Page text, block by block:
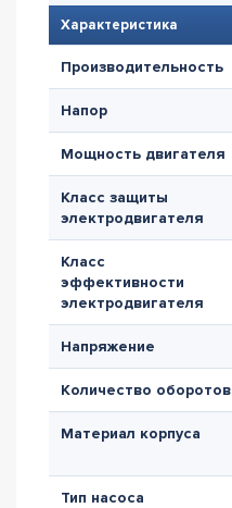
Характеристика
Производительность
Напор
Мощность двигателя
Класс защиты
электродвигателя
Класс
эффективности
электродвигателя
Напряжение
Количество оборотов
Материал корпуса
Тип насоса